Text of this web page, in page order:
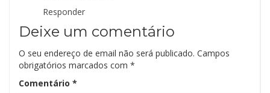
Responder
Deixe um comentário
O seu endereço de email não será publicado. Campos
obrigatórios marcados com *
Comentário *